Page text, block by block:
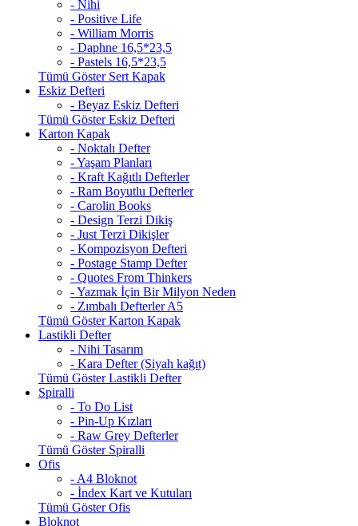
- Nihi
- Positive Life
- William Morris
- Daphne 16,5*23,5
- Pastels 16,5*23,5
Tümü Göster Sert Kapak
Eskiz Defteri
- Beyaz Eskiz Defteri
Tümü Göster Eskiz Defteri
Karton Kapak
- Noktalı Defter
- Yaşam Planları
- Kraft Kağıtlı Defterler
- Ram Boyutlu Defterler
- Carolin Books
- Design Terzi Dikiş
- Just Terzi Dikişler
- Kompozisyon Defteri
- Postage Stamp Defter
- Quotes From Thinkers
- Yazmak İçin Bir Milyon Neden
- Zımbalı Defterler A5
Tümü Göster Karton Kapak
Lastikli Defter
- Nihi Tasarım
- Kara Defter (Siyah kağıt)
Tümü Göster Lastikli Defter
Spiralli
- To Do List
- Pin-Up Kızları
- Raw Grey Defterler
Tümü Göster Spiralli
Ofis
- A4 Bloknot
- İndex Kart ve Kutuları
Tümü Göster Ofis
Bloknot